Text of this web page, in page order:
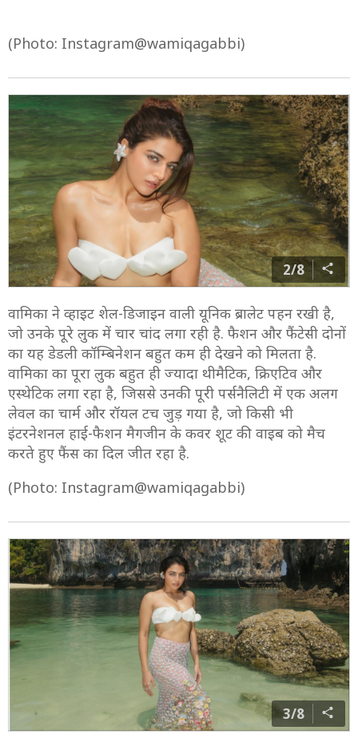
(Photo: Instagram@wamiqagabbi)
2/8
वामिका ने व्हाइट शेल-डिजाइन वाली यूनिक ब्रालेट पहन रखी है,
जो उनके पूरे लुक में चार चांद लगा रही है. फैशन और फैंटेसी दोनों
का यह डेडली कॉम्बिनेशन बहुत कम ही देखने को मिलता है.
वामिका का पूरा लुक बहुत ही ज्यादा थीमैटिक, क्रिएटिव और
एस्थेटिक लगा रहा है, जिससे उनकी पूरी पर्सनैलिटी में एक अलग
लेवल का चार्म और रॉयल टच जुड़ गया है, जो किसी भी
इंटरनेशनल हाई-फैशन मैगजीन के कवर शूट की वाइब को मैच
करते हुए फैंस का दिल जीत रहा है.
(Photo: Instagram@wamiqagabbi)
3/8